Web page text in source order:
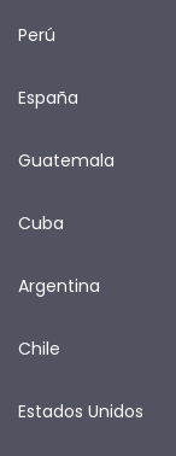
Perú
España
Guatemala
Cuba
Argentina
Chile
Estados Unidos